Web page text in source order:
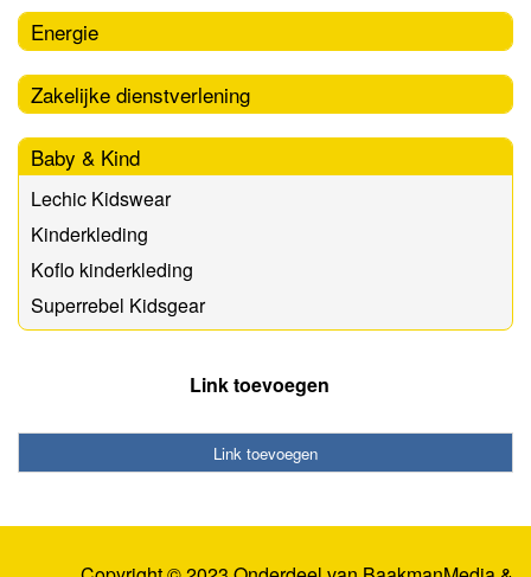
Energie
Zakelijke dienstverlening
Baby & Kind
Lechic Kidswear
Kinderkleding
Koflo kinderkleding
Superrebel Kidsgear
Link toevoegen
Link toevoegen